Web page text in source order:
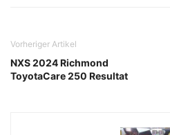
Vorheriger Artikel
NXS 2024 Richmond
ToyotaCare 250 Resultat